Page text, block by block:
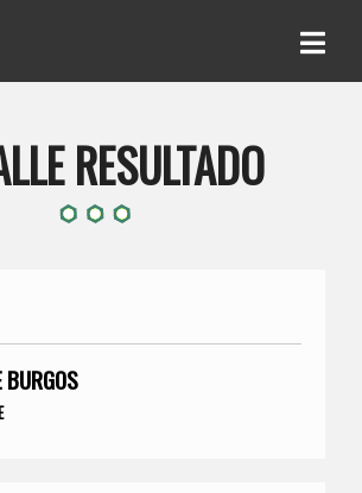
RESULTADO
BURGOS